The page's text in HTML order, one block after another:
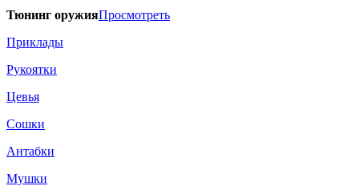
Тюнинг оружияПросмотреть
Приклады
Рукоятки
Цевья
Сошки
Антабки
Мушки